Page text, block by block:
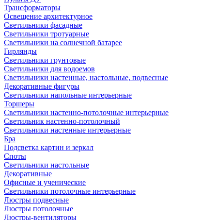
Трансформаторы
Освещение архитектурное
Светильники фасадные
Светильники тротуарные
Светильники на солнечной батарее
Гирлянды
Светильники грунтовые
Светильники для водоемов
Светильники настенные, настольные, подвесные
Декоративные фигуры
Светильники напольные интерьерные
Торшеры
Светильники настенно-потолочные интерьерные
Светильник настенно-потолочный
Светильники настенные интерьерные
Бра
Подсветка картин и зеркал
Споты
Светильники настольные
Декоративные
Офисные и ученические
Светильники потолочные интерьерные
Люстры подвесные
Люстры потолочные
Люстры-вентиляторы